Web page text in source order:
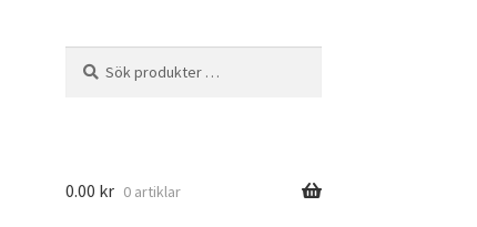
efter:
0.00 kr 0 artiklar